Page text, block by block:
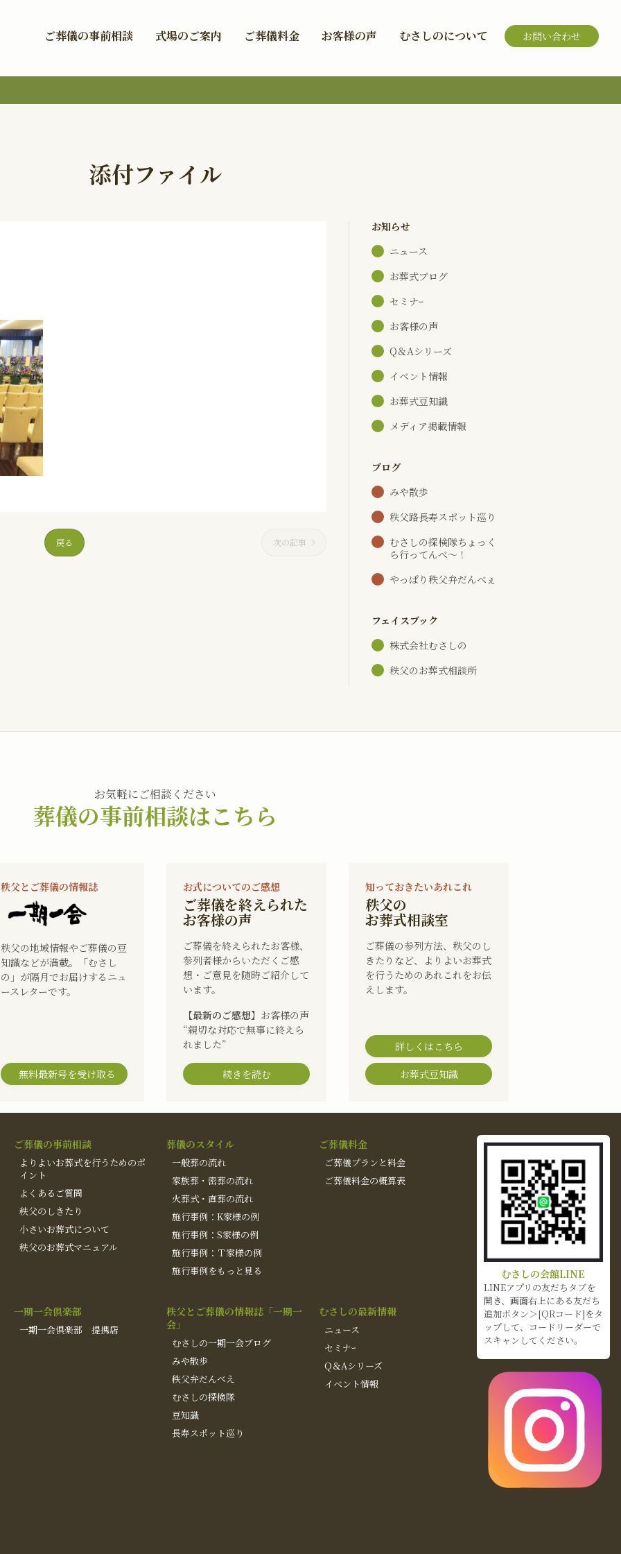
ご葬儀の事前相談 式場のご案内 ご葬儀料金 お客様の声 むさしのについて お問い合わせ
添付ファイル
戻る 次の記事
お知らせ
ニュース
お葬式ブログ
セミナｰ
お客様の声
Q＆Aシリーズ
イベント情報
お葬式豆知識
メディア掲載情報
ブログ
みや散歩
秩父路長寿スポット巡り
むさしの探検隊ちょっく
ら行ってんべ～！
やっぱり秩父弁だんべぇ
フェイスブック
株式会社むさしの
秩父のお葬式相談所
お気軽にご相談ください
葬儀の事前相談はこちら
秩父とご葬儀の情報誌
秩父の地域情報やご葬儀の豆
知識などが満載。「むさし
の」が隔月でお届けするニュ
ースレターです。
無料最新号を受け取る
お式についてのご感想
ご葬儀を終えられた
お客様の声
ご葬儀を終えられたお客様、
参列者様からいただくご感
想・ご意見を随時ご紹介して
います。
【最新のご感想】 お客様の声
“親切な対応で無事に終えら
れました”
続きを読む
知っておきたいあれこれ
秩父の
お葬式相談室
ご葬儀の参列方法、秩父のし
きたりなど、よりよいお葬式
を行うためのあれこれをお伝
えします。
詳しくはこちら
お葬式豆知識
ご葬儀の事前相談
よりよいお葬式を行うためのポ
イント
よくあるご質問
秩父のしきたり
小さいお葬式について
秩父のお葬式マニュアル
葬儀のスタイル
一般葬の流れ
家族葬・密葬の流れ
火葬式・直葬の流れ
施行事例：K家様の例
施行事例：S家様の例
施行事例：Ｔ家様の例
施行事例をもっと見る
ご葬儀料金
ご葬儀プランと料金
ご葬儀料金の概算表
一期一会倶楽部
一期一会倶楽部 提携店
秩父とご葬儀の情報誌「一期一
会」
むさしの一期一会ブログ
みや散歩
秩父弁だんべえ
むさしの探検隊
豆知識
長寿スポット巡り
むさしの最新情報
ニュース
セミナｰ
Q＆Aシリーズ
イベント情報
むさしの会館LINE
LINEアプリの友だちタブを
開き、画面右上にある友だち
追加ボタン＞[QRコード]をタ
ップして、コードリーダーで
スキャンしてください。